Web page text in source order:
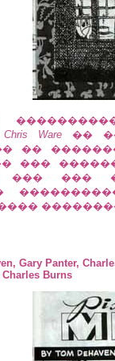
Chris Ware ��
��
���
��� ���
Gary Panter,
Burns